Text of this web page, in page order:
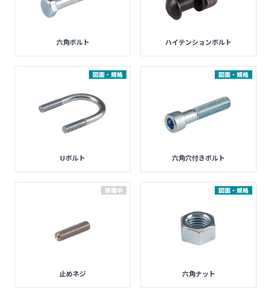
六角ボルト ハイテンションボルト
図面・規格
Uボルト
図面・規格
六角穴付きボルト
準備中
止めネジ
図面・規格
六角ナット